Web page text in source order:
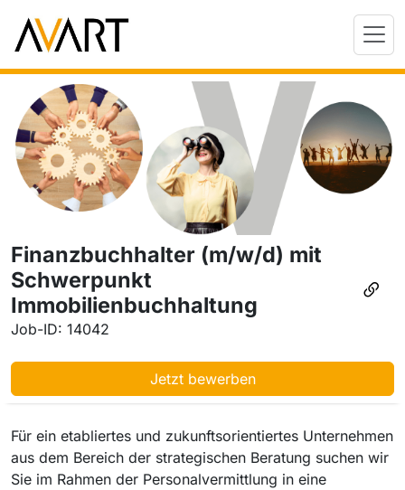
Finanzbuchhalter (m/w/d) mit
Schwerpunkt
Immobilienbuchhaltung
Job-ID: 14042
Jetzt bewerben
Für ein etabliertes und zukunftsorientiertes Unternehmen
aus dem Bereich der strategischen Beratung suchen wir
Sie im Rahmen der Personalvermittlung in eine